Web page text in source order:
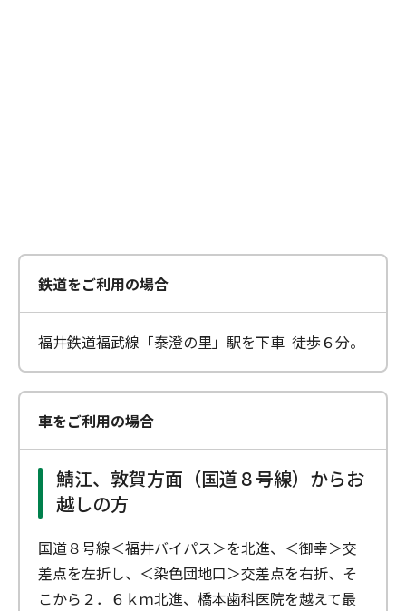
鉄道をご利用の場合
福井鉄道福武線「泰澄の里」駅を下車 徒歩６分。
車をご利用の場合
鯖江、敦賀方面（国道８号線）からお
越しの方
国道８号線＜福井バイパス＞を北進、＜御幸＞交
差点を左折し、＜染色団地口＞交差点を右折、そ
こから２．６ｋｍ北進、橋本歯科医院を越えて最